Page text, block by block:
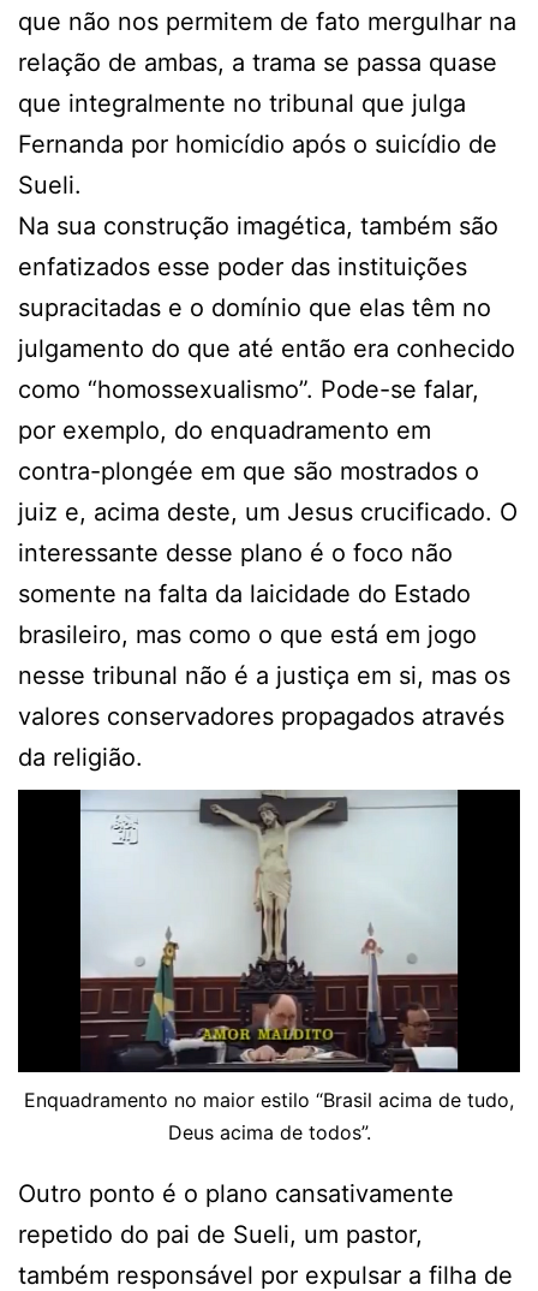
que não nos permitem de fato mergulhar na
relação de ambas, a trama se passa quase
que integralmente no tribunal que julga
Fernanda por homicídio após o suicídio de
Sueli.
Na sua construção imagética, também são
enfatizados esse poder das instituições
supracitadas e o domínio que elas têm no
julgamento do que até então era conhecido
como “homossexualismo”. Pode-se falar,
por exemplo, do enquadramento em
contra-plongée em que são mostrados o
juiz e, acima deste, um Jesus crucificado. O
interessante desse plano é o foco não
somente na falta da laicidade do Estado
brasileiro, mas como o que está em jogo
nesse tribunal não é a justiça em si, mas os
valores conservadores propagados através
da religião.
Enquadramento no maior estilo “Brasil acima de tudo,
Deus acima de todos”.
Outro ponto é o plano cansativamente
repetido do pai de Sueli, um pastor,
também responsável por expulsar a filha de